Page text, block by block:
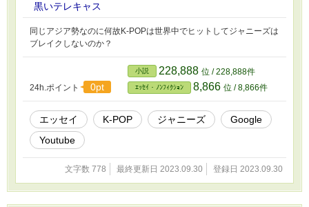
黒いテレキャス
同じアジア勢なのに何故K-POPは世界中でヒットしてジャニーズは
ブレイクしないのか？
24h.ポイント 0pt
小説 228,888 位 / 228,888件
ｴｯｾｲ・ﾉﾝﾌｨｸｼｮﾝ 8,866 位 / 8,866件
エッセイ K-POP ジャニーズ
Google
Youtube
文字数 778 最終更新日 2023.09.30 登録日 2023.09.30